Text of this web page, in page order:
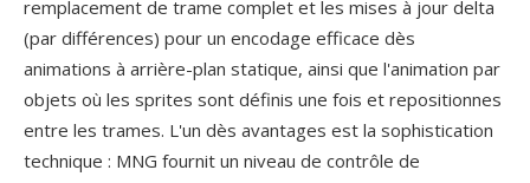
remplacement de trame complet et les mises à jour delta
(par différences) pour un encodage efficace dès
animations à arrière-plan statique, ainsi que l'animation par
objets où les sprites sont définis une fois et repositionnes
entre les trames. L'un dès avantages est la sophistication
technique : MNG fournit un niveau de contrôle de